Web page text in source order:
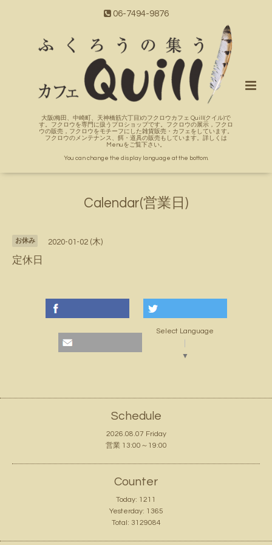
06-7494-9876
大阪(梅田、中崎町、天神橋筋六丁目)のフクロウカフェ Quill(クイル)で
す。フクロウを専門に扱うプロショップです。フクロウの展示，フクロ
ウの販売，フクロウをモチーフにした雑貨販売・カフェをしています。
フクロウのメンテナンス、餌・道具の販売もしています。詳しくは
Menuをご覧下さい。
You can change the display language at the bottom.
Calendar(営業日)
お休み 2020-01-02 (木)
定休日
Select Language
▼
Schedule
2026.08.07 Friday
営業 13:00～19:00
Counter
Today: 1211
Yesterday: 1365
Total: 3129084